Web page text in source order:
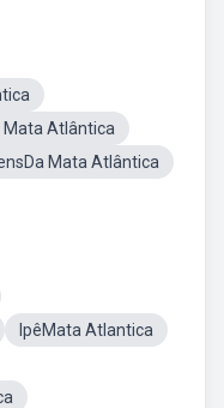
Mata Atlântica
Mata Atlântica
IpêMata Atlantica